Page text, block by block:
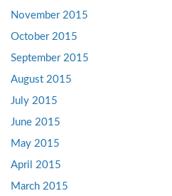
November 2015
October 2015
September 2015
August 2015
July 2015
June 2015
May 2015
April 2015
March 2015